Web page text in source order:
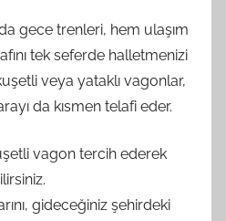
gece trenleri, hem ulaşım
tek seferde halletmenizi
veya yataklı vagonlar,
da kısmen telafi eder.
vagon tercih ederek
gideceğiniz şehirdeki